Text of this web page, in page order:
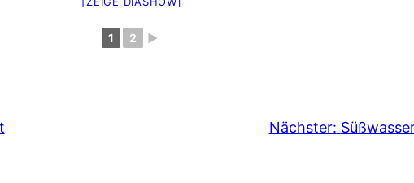
1 2 ►
Nächster: